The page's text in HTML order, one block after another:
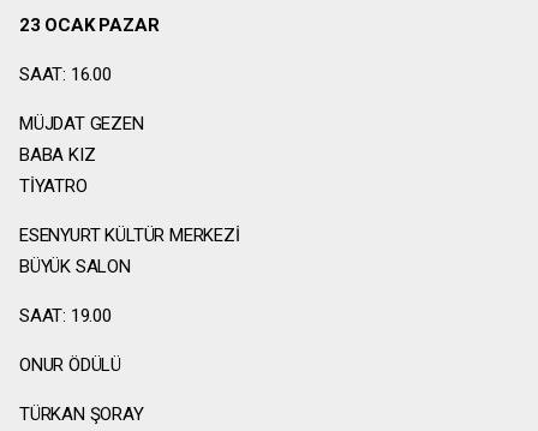
23 OCAK PAZAR
SAAT: 16.00
MÜJDAT GEZEN
BABA KIZ
TİYATRO
ESENYURT KÜLTÜR MERKEZİ
BÜYÜK SALON
SAAT: 19.00
ONUR ÖDÜLÜ
TÜRKAN ŞORAY